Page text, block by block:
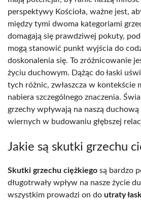
perspektywy Kościoła, ważne jest,
między tymi dwoma kategoriami
domagają się prawdziwej pokuty,
mogą stanowić punkt wyjścia do
doskonalenia się. To zróżnicowanie
życiu duchowym. Dążąc do łaski
tych różnic, zwłaszcza w kontekście
nabiera szczególnego znaczenia.
grzechy wpływają na naszą
wiernych w budowaniu głębszej
Jakie są skutki grzechu
Skutki grzechu ciężkiego są bardzo
długotrwały wpływ na nasze życie
wszystkim prowadzi on do utraty